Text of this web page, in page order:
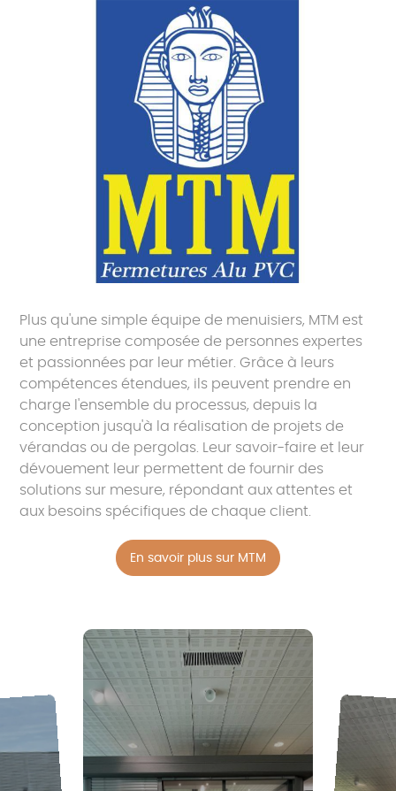
Plus qu'une simple équipe de menuisiers, MTM est
une entreprise composée de personnes expertes
et passionnées par leur métier. Grâce à leurs
compétences étendues, ils peuvent prendre en
charge l'ensemble du processus, depuis la
conception jusqu'à la réalisation de projets de
vérandas ou de pergolas. Leur savoir-faire et leur
dévouement leur permettent de fournir des
solutions sur mesure, répondant aux attentes et
aux besoins spécifiques de chaque client.
En savoir plus sur MTM